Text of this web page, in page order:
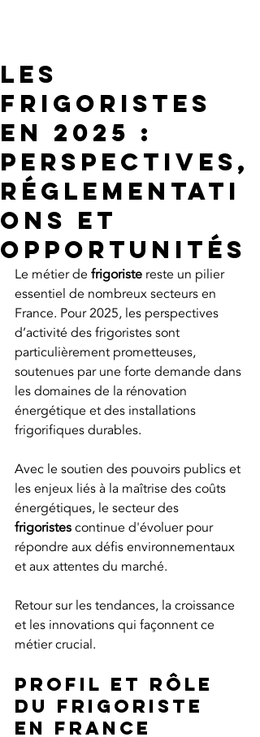
Les
frigoristes
en 2025 :
perspectives,
réglementati
ons et
opportunités
Le métier de frigoriste reste un pilier
essentiel de nombreux secteurs en
France. Pour 2025, les perspectives
d’activité des frigoristes sont
particulièrement prometteuses,
soutenues par une forte demande dans
les domaines de la rénovation
énergétique et des installations
frigorifiques durables.
Avec le soutien des pouvoirs publics et
les enjeux liés à la maîtrise des coûts
énergétiques, le secteur des
frigoristes continue d'évoluer pour
répondre aux défis environnementaux
et aux attentes du marché.
Retour sur les tendances, la croissance
et les innovations qui façonnent ce
métier crucial.
Profil et rôle
du frigoriste
en France